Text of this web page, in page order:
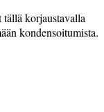
korjaus­tavalla
kondensoitumista.